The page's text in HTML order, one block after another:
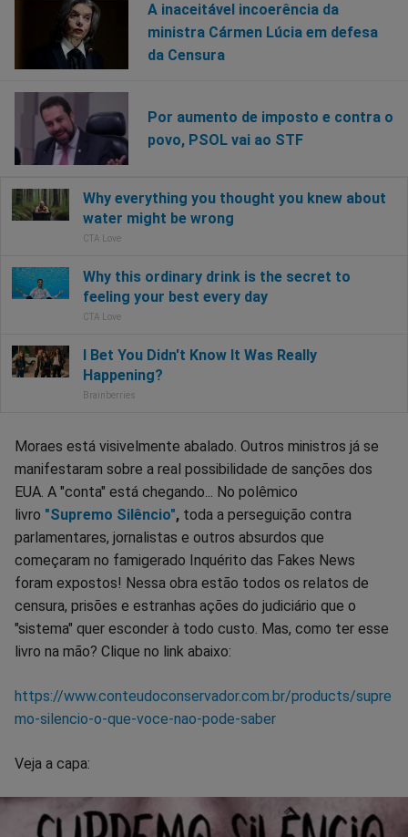
A inaceitável incoerência da
ministra Cármen Lúcia em defesa
da Censura
Por aumento de imposto e contra o
povo, PSOL vai ao STF
Moraes está visivelmente abalado. Outros ministros já se
manifestaram sobre a real possibilidade de sanções dos
EUA. A "conta" está chegando... No polêmico
livro "Supremo Silêncio", toda a perseguição contra
parlamentares, jornalistas e outros absurdos que
começaram no famigerado Inquérito das Fakes News
foram expostos! Nessa obra estão todos os relatos de
censura, prisões e estranhas ações do judiciário que o
"sistema" quer esconder à todo custo. Mas, como ter esse
livro na mão? Clique no link abaixo:
https://www.conteudoconservador.com.br/products/supre
mo-silencio-o-que-voce-nao-pode-saber
Veja a capa: